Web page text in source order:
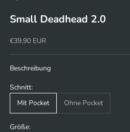
Small Deadhead 2.0
Angebot
€39,90 EUR
Beschreibung
Schnitt:
Mit Pocket
Ohne Pocket
Größe: